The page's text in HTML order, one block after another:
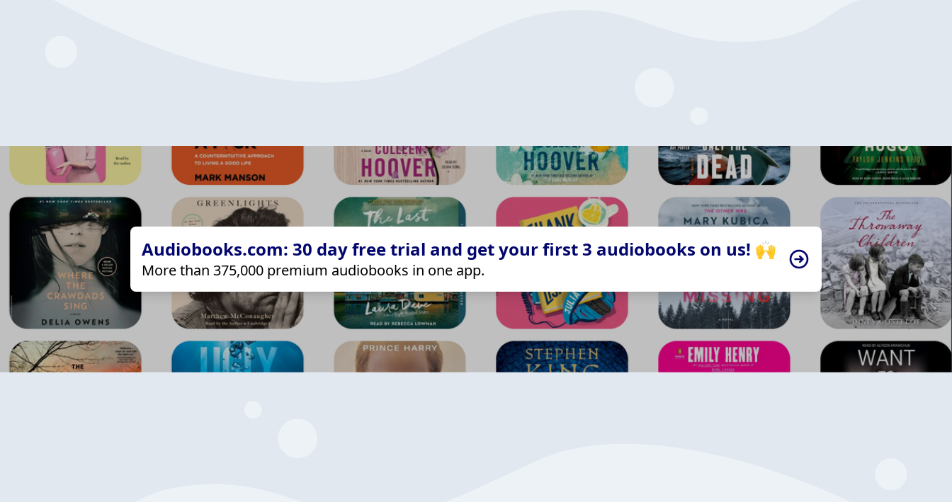
Audiobooks.com: 30 day free trial and get your first 3 audiobooks on us! 🙌
More than 375,000 premium audiobooks in one app.